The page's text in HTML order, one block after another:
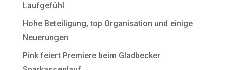
Laufgefühl
Hohe Beteiligung, top Organisation und einige
Neuerungen
Pink feiert Premiere beim Gladbecker